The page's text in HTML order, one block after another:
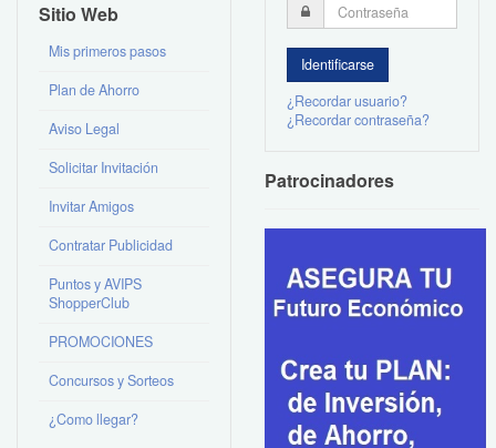
Sitio Web
Mis primeros pasos
Plan de Ahorro
Aviso Legal
Solicitar Invitación
Invitar Amigos
Contratar Publicidad
Puntos y AVIPS
ShopperClub
PROMOCIONES
Concursos y Sorteos
¿Como llegar?
¿Recordar usuario?
¿Recordar contraseña?
Patrocinadores